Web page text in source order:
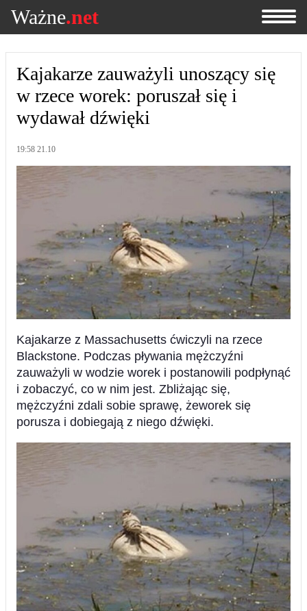
Ważne.net
Kajakarze zauważyli unoszący się
w rzece worek: poruszał się i
wydawał dźwięki
19:58 21.10
Kajakarze z Massachusetts ćwiczyli na rzece
Blackstone. Podczas pływania mężczyźni
zauważyli w wodzie worek i postanowili podpłynąć
i zobaczyć, co w nim jest. Zbliżając się,
mężczyźni zdali sobie sprawę, żeworek się
porusza i dobiegają z niego dźwięki.